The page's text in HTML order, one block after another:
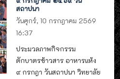
สถาปนา
วันศุกร์, 10 กรกฎาคม 2569
16:37
ประมวลภาพกิจกรรม
ตักบาตรข้าวสาร อาหารแห้ง
๙ กรกฎา วันสถาปนา วิทยาลัย